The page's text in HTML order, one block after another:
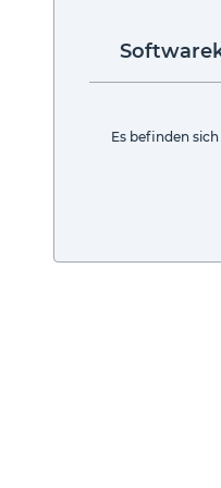
Es befinden